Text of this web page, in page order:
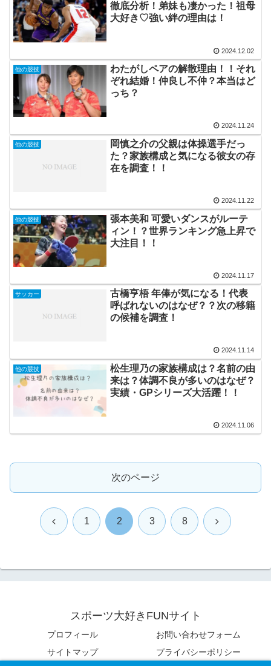
徹底分析！弟妹も凄かった！祖母
大好き♡強い絆の理由は！
2024.12.02
他の競技
わたがしペアの解散理由！！それ
ぞれ結婚！仲良し不仲？本当はど
っち？
2024.11.24
他の競技
岡慎之介の父親は体操選手だっ
た？家族構成と気になる彼女の存
在を調査！！
2024.11.22
他の競技
張本美和 可愛いダンスがルーテ
ィン！？世界ランキング急上昇で
大注目！！
2024.11.17
サッカー
古橋亨梧 年俸が気になる！代表
呼ばれないのはなぜ？？次の移籍
の候補を調査！
2024.11.14
他の競技
松生理乃の家族構成は？名前の由
来は？体調不良が多いのはなぜ？
実績・GPシリーズ大活躍！！
2024.11.06
次のページ
前 1 2 3 8 次
スポーツ大好きFUNサイト
プロフィール
お問い合わせフォーム
サイトマップ
プライバシーポリシー